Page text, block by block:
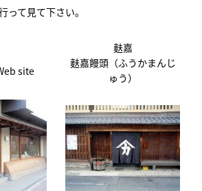
って見て下さい。
site
麩嘉
麩嘉饅頭（ふうかまんじ
ゅう）